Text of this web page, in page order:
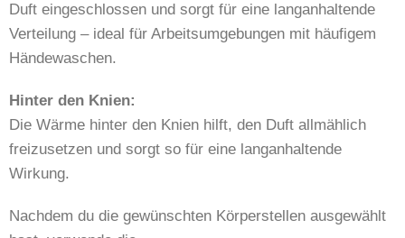
Duft eingeschlossen und sorgt für eine langanhaltende
Verteilung – ideal für Arbeitsumgebungen mit häufigem
Händewaschen.
Hinter den Knien:
Die Wärme hinter den Knien hilft, den Duft allmählich
freizusetzen und sorgt so für eine langanhaltende
Wirkung.
Nachdem du die gewünschten Körperstellen ausgewählt